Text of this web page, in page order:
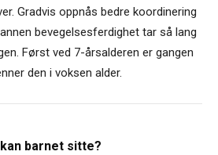
Gradvis oppnås bedre koordinering
bevegelsesferdighet tar så lang
Først ved 7-årsalderen er gangen
den i voksen alder.
kan barnet sitte?